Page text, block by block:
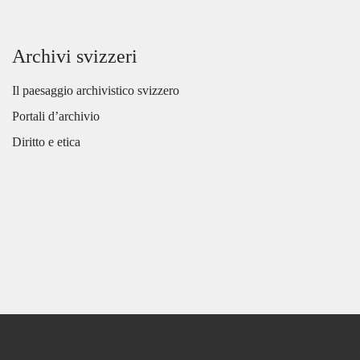
Archivi svizzeri
Il paesaggio archivistico svizzero
Portali d’archivio
Diritto e etica